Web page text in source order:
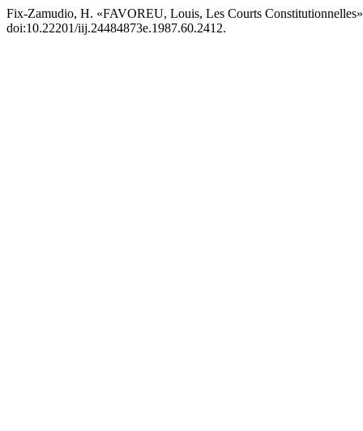
Fix-Zamudio, H. «FAVOREU, Louis, Les Courts
doi:10.22201/iij.24484873e.1987.60.2412.